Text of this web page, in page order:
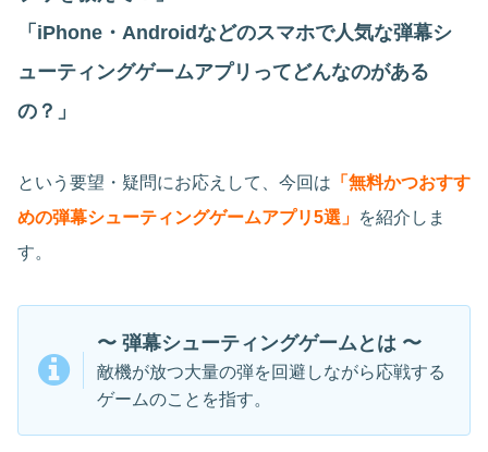
「iPhone・Androidなどのスマホで人気な弾幕シ
ューティングゲームアプリってどんなのがある
の？」
という要望・疑問にお応えして、今回は 「無料かつおすす
めの弾幕シューティングゲームアプリ5選」 を紹介しま
す。
〜 弾幕シューティングゲームとは 〜
敵機が放つ大量の弾を回避しながら応戦する
ゲームのことを指す。